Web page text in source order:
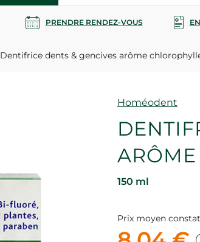
PRENDRE RENDEZ-VOUS
Dentifrice dents & gencives arôme
Marque
Homéodent
150 ml
Prix moyen